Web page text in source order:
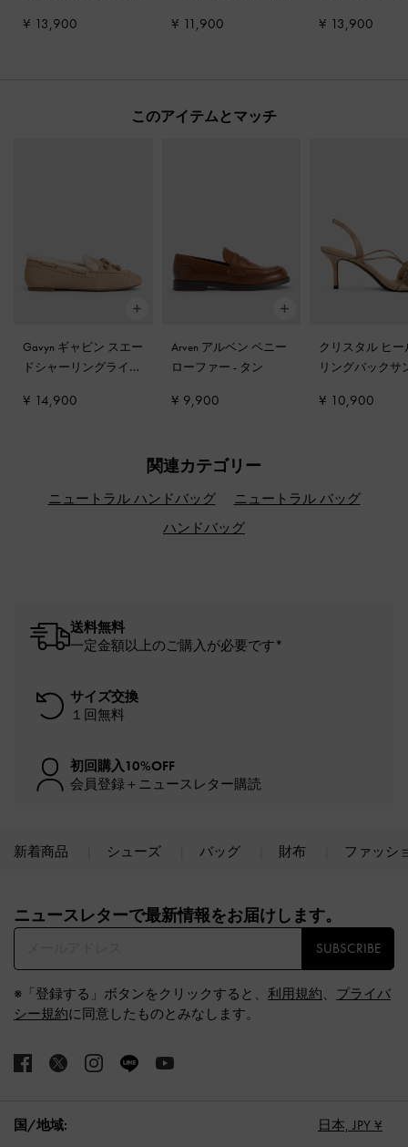
¥ 13,900
ュ
¥ 11,900
ベージュ
¥ 13,900
このアイテムとマッチ
Gavyn ギャビン スエー
ドシャーリングライン
ジュ
¥ 14,900
Arven アルベン ペニー
ローファー - タン
¥ 9,900
クリスタル ヒー
リングバックサ
¥ 10,900
関連カテゴリー
ニュートラル ハンドバッグ
ニュートラル バッグ
ハンドバッグ
送料無料
一定金額以上のご購入が必要です*
サイズ交換
１回無料
初回購入10%OFF
会員登録＋ニュースレター購読
新着商品 シューズ バッグ 財布 ファッシ
ニュースレターで最新情報をお届けします。​
SUBSCRIBE
※「登録する」ボタンをクリックすると、 利用規約、 プライバ
シー規約に同意したものとみなします。
国/地域: 日本, JPY ¥